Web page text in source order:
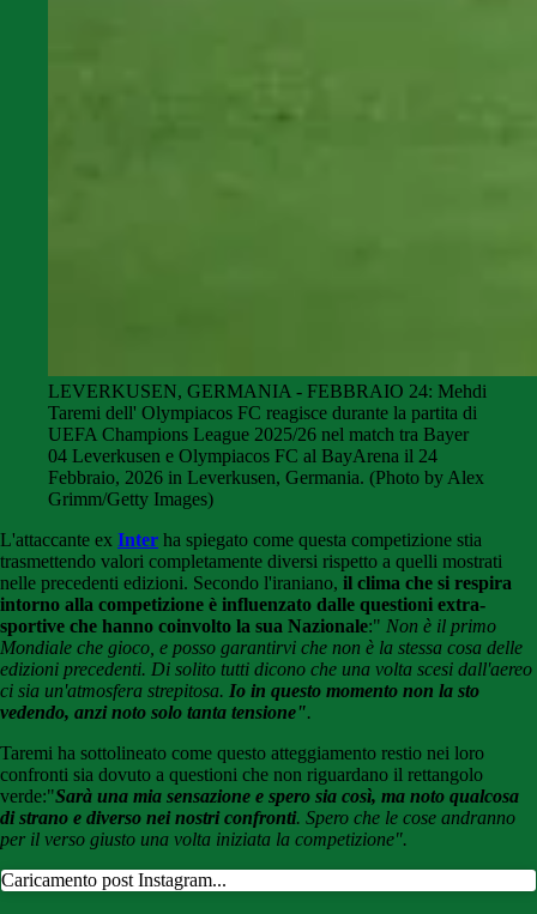
LEVERKUSEN, GERMANIA - FEBBRAIO 24: Mehdi
Taremi dell' Olympiacos FC reagisce durante la partita di
UEFA Champions League 2025/26 nel match tra Bayer
04 Leverkusen e Olympiacos FC al BayArena il 24
Febbraio, 2026 in Leverkusen, Germania. (Photo by Alex
Grimm/Getty Images)
L'attaccante ex Inter ha spiegato come questa competizione stia
trasmettendo valori completamente diversi rispetto a quelli mostrati
nelle precedenti edizioni. Secondo l'iraniano, il clima che si respira
intorno alla competizione è influenzato dalle questioni extra-
sportive che hanno coinvolto la sua Nazionale:" Non è il primo
Mondiale che gioco, e posso garantirvi che non è la stessa cosa delle
edizioni precedenti. Di solito tutti dicono che una volta scesi dall'aereo
ci sia un'atmosfera strepitosa. Io in questo momento non la sto
vedendo, anzi noto solo tanta tensione".
Taremi ha sottolineato come questo atteggiamento restio nei loro
confronti sia dovuto a questioni che non riguardano il rettangolo
verde:"Sarà una mia sensazione e spero sia così, ma noto qualcosa
di strano e diverso nei nostri confronti. Spero che le cose andranno
per il verso giusto una volta iniziata la competizione".
Caricamento post Instagram...